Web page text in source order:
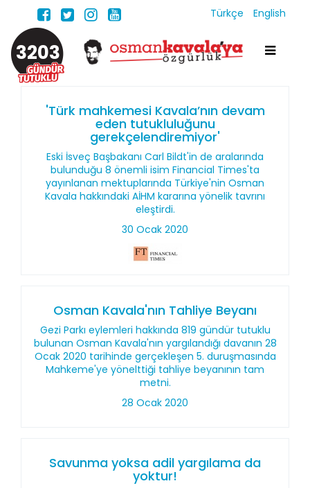
Türkçe English
3203
'Türk mahkemesi Kavala’nın devam
eden tutukluluğunu
gerekçelendiremiyor'
Eski İsveç Başbakanı Carl Bildt'in de aralarında
bulunduğu 8 önemli isim Financial Times'ta
yayınlanan mektuplarında Türkiye'nin Osman
Kavala hakkındaki AİHM kararına yönelik tavrını
eleştirdi.
30 Ocak 2020
Osman Kavala'nın Tahliye Beyanı
Gezi Parkı eylemleri hakkında 819 gündür tutuklu
bulunan Osman Kavala'nın yargılandığı davanın 28
Ocak 2020 tarihinde gerçekleşen 5. duruşmasında
Mahkeme'ye yönelttiği tahliye beyanının tam
metni.
28 Ocak 2020
Savunma yoksa adil yargılama da
yoktur!